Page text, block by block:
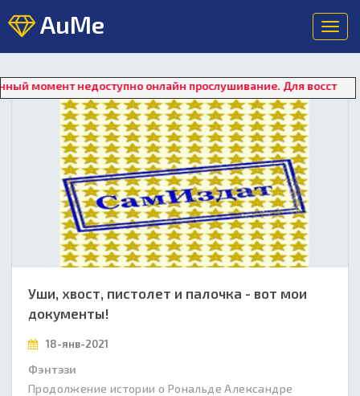
AuMe
онлайн прослушивание. Для восстановления
Уши, хвост, пистолет и палочка - вот мои
документы!
18-янв-2021
Фэнтэзи
Продолжение истории о Рональде Александре